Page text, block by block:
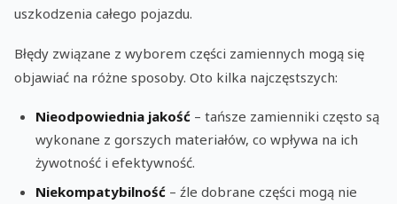
uszkodzenia całego pojazdu.
Błędy związane z wyborem części zamiennych mogą się
objawiać na różne sposoby. Oto kilka najczęstszych:
Nieodpowiednia jakość – tańsze zamienniki często są
wykonane z gorszych materiałów, co wpływa na ich
żywotność i efektywność.
Niekompatybilność – źle dobrane części mogą nie